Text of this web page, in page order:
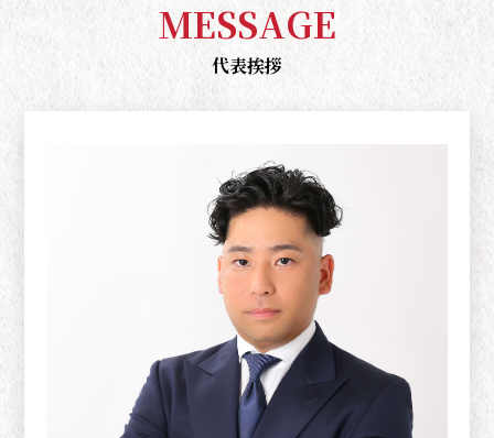
MESSAGE
代表挨拶